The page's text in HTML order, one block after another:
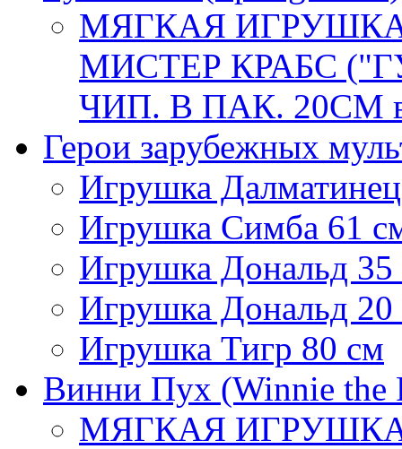
МЯГКАЯ
МИСТЕР КРАБС
ЧИП. В ПАК. 20СМ в
Герои зарубежных
Игрушка
Игрушка Симба 61
Игрушка Дональд 35
Игрушка Дональд 20
Игрушка Тигр 80 см
Винни Пух (Winnie the
МЯГКАЯ